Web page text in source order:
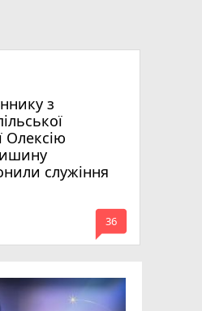
з
Олексію
служіння
mode_comment
36